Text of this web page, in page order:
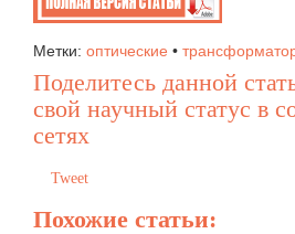
Метки: оптические •
Поделитесь данной
свой научный статус в
сетях
Tweet
Похожие статьи: